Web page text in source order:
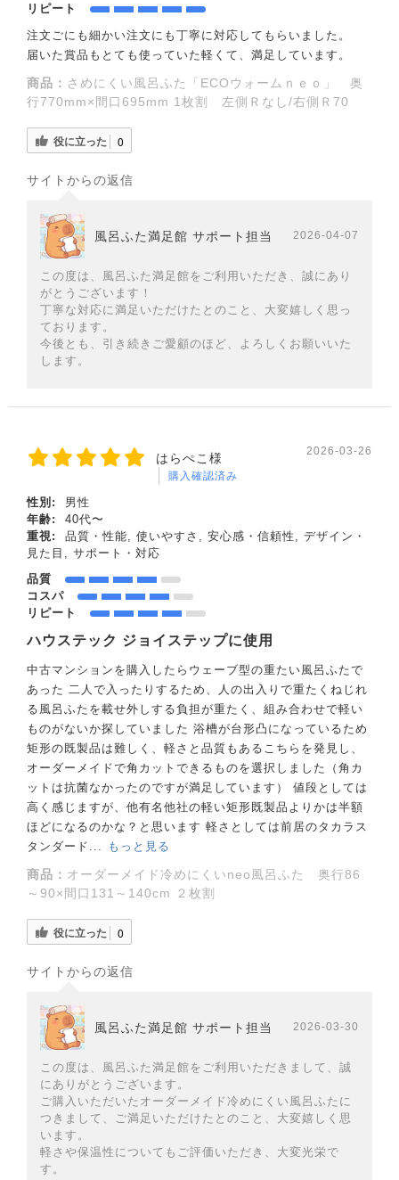
リピート
注文ごにも細かい注文にも丁寧に対応してもらいました。
届いた賞品もとても使っていた軽くて、満足しています。
商品： さめにくい風呂ふた「ECOウォームｎｅｏ」 奥
行770mm×間口695mm 1枚割 左側Ｒなし/右側Ｒ70
役に立った 0
サイトからの返信
風呂ふた満足館 サポート担当 2026-04-07
この度は、風呂ふた満足館をご利用いただき、誠にあり
がとうございます！
丁寧な対応に満足いただけたとのこと、大変嬉しく思っ
ております。
今後とも、引き続きご愛顧のほど、よろしくお願いいた
します。
はらぺこ様
購入確認済み
2026-03-26
性別:
男性
年齢:
40代〜
重視:
品質・性能, 使いやすさ, 安心感・信頼性, デザイン・
見た目, サポート・対応
品質
コスパ
リピート
ハウステック ジョイステップに使用
中古マンションを購入したらウェーブ型の重たい風呂ふたで
あった 二人で入ったりするため、人の出入りで重たくねじれ
る風呂ふたを載せ外しする負担が重たく、組み合わせで軽い
ものがないか探していました 浴槽が台形凸になっているため
矩形の既製品は難しく、軽さと品質もあるこちらを発見し、
オーダーメイドで角カットできるものを選択しました（角カ
ットは抗菌なかったのですが満足しています） 値段としては
高く感じますが、他有名他社の軽い矩形既製品よりかは半額
ほどになるのかな？と思います 軽さとしては前居のタカラス
タンダード...
もっと見る
商品： オーダーメイド冷めにくいneo風呂ふた 奥行86
～90×間口131～140cm ２枚割
役に立った 0
サイトからの返信
風呂ふた満足館 サポート担当 2026-03-30
この度は、風呂ふた満足館をご利用いただきまして、誠
にありがとうございます。
ご購入いただいたオーダーメイド冷めにくい風呂ふたに
つきまして、ご満足いただけたとのこと、大変嬉しく思
います。
軽さや保温性についてもご評価いただき、大変光栄で
す。